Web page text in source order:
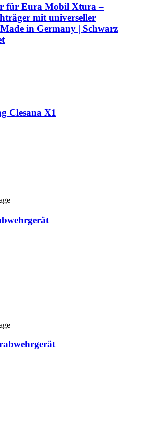
für Eura Mobil Xtura –
mit universeller
in Germany | Schwarz
Clesana X1